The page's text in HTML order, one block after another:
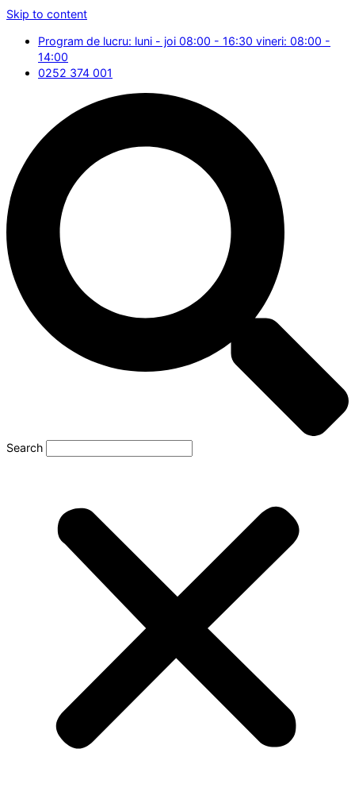
Skip to content
Program de lucru: luni - joi 08:00 - 16:30 vineri: 08:00 -
14:00
0252 374 001
Search